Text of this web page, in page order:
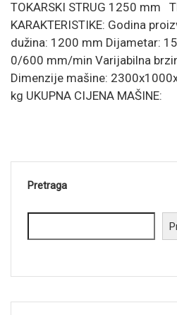
TOKARSKI STRUG 1250 mm
KARAKTERISTIKE: Godina
dužina: 1200 mm Dijametar:
0/600 mm/min Varijabilna
Dimenzije mašine:
kg UKUPNA CIJENA
Pretraga